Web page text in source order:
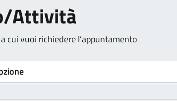
Attività
cui vuoi richiedere l’appuntamento